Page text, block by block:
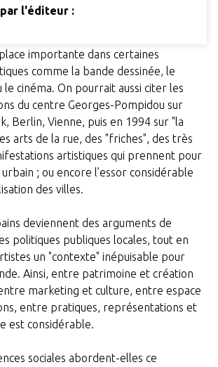
l'éditeur :
importante dans certaines
comme la bande dessinée, le
cinéma. On pourrait aussi citer les
du centre Georges-Pompidou sur
Berlin, Vienne, puis en 1994 sur "la
arts de la rue, des "friches", des très
artistiques qui prennent pour
; ou encore l’essor considérable
des villes.
deviennent des arguments de
politiques publiques locales, tout en
un "contexte" inépuisable pour
Ainsi, entre patrimoine et création
marketing et culture, entre espace
entre pratiques, représentations et
est considérable.
sociales abordent-elles ce